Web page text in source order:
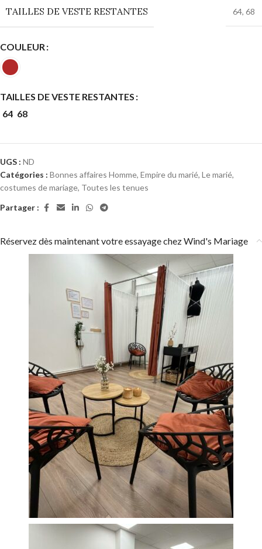
TAILLES DE VESTE RESTANTES 64, 68
COULEUR
TAILLES DE VESTE RESTANTES
64 68
UGS : ND
Catégories : Bonnes affaires Homme, Empire du marié, Le marié,
costumes de mariage, Toutes les tenues
Partager :
Réservez dès maintenant votre essayage chez Wind's Mariage